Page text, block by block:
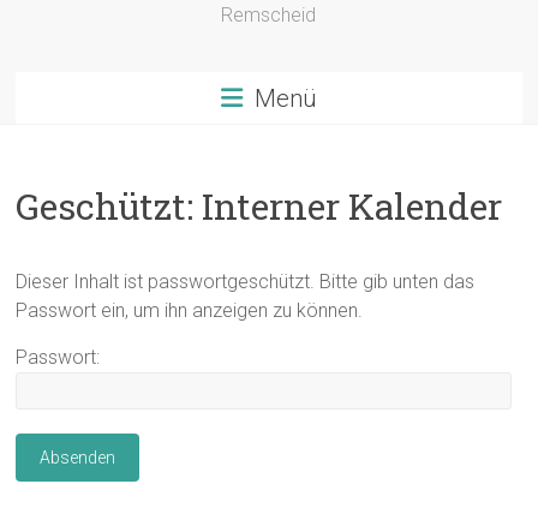
Remscheid
Menü
Geschützt: Interner Kalender
Dieser Inhalt ist passwortgeschützt. Bitte gib unten das
Passwort ein, um ihn anzeigen zu können.
Passwort: